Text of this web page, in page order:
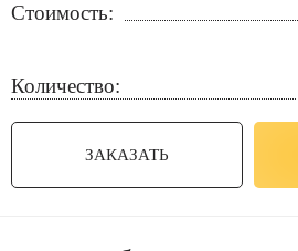
Стоимость:
Количество:
ЗАКАЗАТЬ